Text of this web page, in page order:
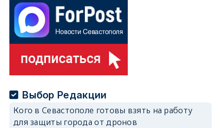
Выбор Редакции
Кого в Севастополе готовы взять на работу
для защиты города от дронов